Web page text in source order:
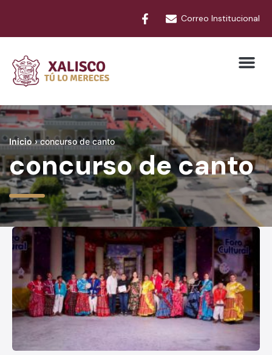
Correo Institucional
Inicio›concurso de canto
concurso de canto